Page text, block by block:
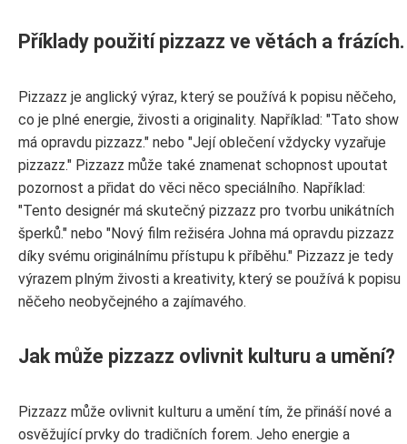
Příklady použití pizzazz ve větách a frázích.
Pizzazz je anglický výraz, který se používá k popisu něčeho,
co je plné energie, živosti a originality. Například: "Tato show
má opravdu pizzazz." nebo "Její oblečení vždycky vyzařuje
pizzazz." Pizzazz může také znamenat schopnost upoutat
pozornost a přidat do věci něco speciálního. Například:
"Tento designér má skutečný pizzazz pro tvorbu unikátních
šperků." nebo "Nový film režiséra Johna má opravdu pizzazz
díky svému originálnímu přístupu k příběhu." Pizzazz je tedy
výrazem plným živosti a kreativity, který se používá k popisu
něčeho neobyčejného a zajímavého.
Jak může pizzazz ovlivnit kulturu a umění?
Pizzazz může ovlivnit kulturu a umění tím, že přináší nové a
osvěžující prvky do tradičních forem. Jeho energie a